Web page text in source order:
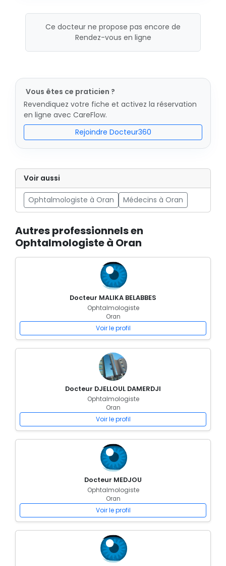
Ce docteur ne propose pas encore de
Rendez-vous en ligne
Vous êtes ce praticien ?
Revendiquez votre fiche et activez la réservation
en ligne avec CareFlow.
Rejoindre Docteur360
Voir aussi
Ophtalmologiste à Oran Médecins à Oran
Autres professionnels en
Ophtalmologiste à Oran
Docteur MALIKA BELABBES
Ophtalmologiste
Oran
Voir le profil
Docteur DJELLOUL DAMERDJI
Ophtalmologiste
Oran
Voir le profil
Docteur MEDJOU
Ophtalmologiste
Oran
Voir le profil